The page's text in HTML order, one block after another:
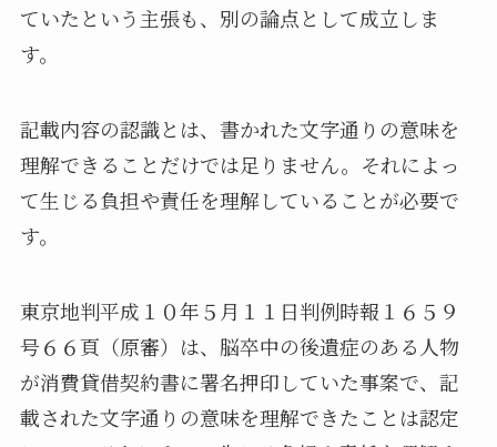
ていたという主張も、別の論点として成立しま
す。
記載内容の認識とは、書かれた文字通りの意味を
理解できることだけでは足りません。それによっ
て生じる負担や責任を理解していることが必要で
す。
東京地判平成１０年５月１１日判例時報１６５９
号６６頁（原審）は、脳卒中の後遺症のある人物
が消費貸借契約書に署名押印していた事案で、記
載された文字通りの意味を理解できたことは認定